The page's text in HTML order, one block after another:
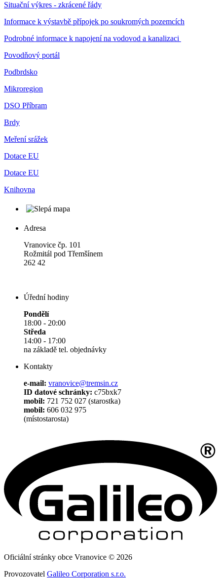
Situační výkres - zkrácené řády
Informace k výstavbě přípojek po soukromých pozemcích
Podrobné informace k napojení na vodovod a kanalizaci
Povodňový portál
Podbrdsko
Mikroregion
DSO Příbram
Brdy
Meření srážek
Dotace EU
Dotace EU
Knihovna
Adresa
Vranovice čp. 101
Rožmitál pod Třemšínem
262 42
Úřední hodiny
Pondělí
18:00 - 20:00
Středa
14:00 - 17:00
na základě tel. objednávky
Kontakty
e-mail: vranovice@tremsin.cz
ID datové schránky: c75bxk7
mobil: 721 752 027 (starostka)
mobil: 606 032 975
(místostarosta)
Oficiální stránky obce Vranovice © 2026
Provozovatel Galileo Corporation s.r.o.